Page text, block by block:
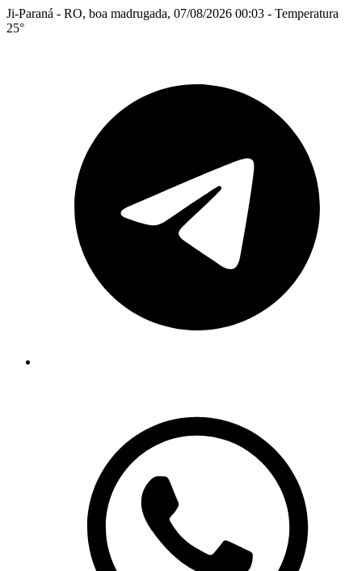
Ji-Paraná - RO, boa madrugada, 07/08/2026 00:03 - Temperatura
25°